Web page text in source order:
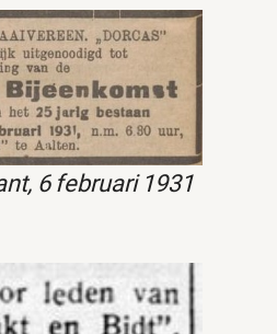
6 februari 1931